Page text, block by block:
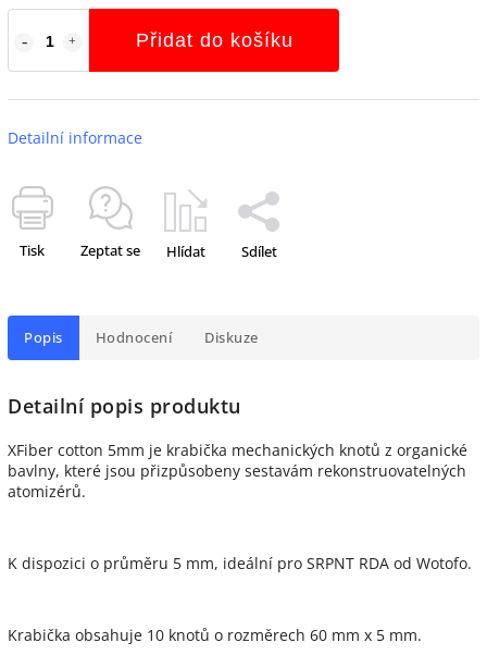
Přidat do košíku
Detailní informace
Tisk Zeptat se Hlídat Sdílet
Popis Hodnocení Diskuze
Detailní popis produktu
XFiber cotton 5mm je krabička mechanických knotů z organické
bavlny, které jsou přizpůsobeny sestavám rekonstruovatelných
atomizérů.
K dispozici o průměru 5 mm, ideální pro SRPNT RDA od Wotofo.
Krabička obsahuje 10 knotů o rozměrech 60 mm x 5 mm.